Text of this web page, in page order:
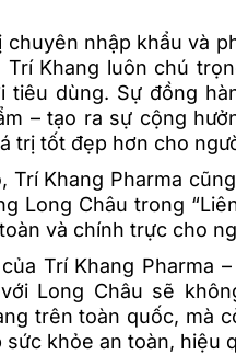
chuyên nhập khẩu và
Trí Khang luôn chú
tiêu dùng. Sự đồng
– tạo ra sự cộng
trị tốt đẹp hơn cho
Trí Khang Pharma
Long Châu trong
và chính trực cho
Trí Khang Pharma
Long Châu sẽ
trên toàn quốc, mà
sức khỏe an toàn, hiệu